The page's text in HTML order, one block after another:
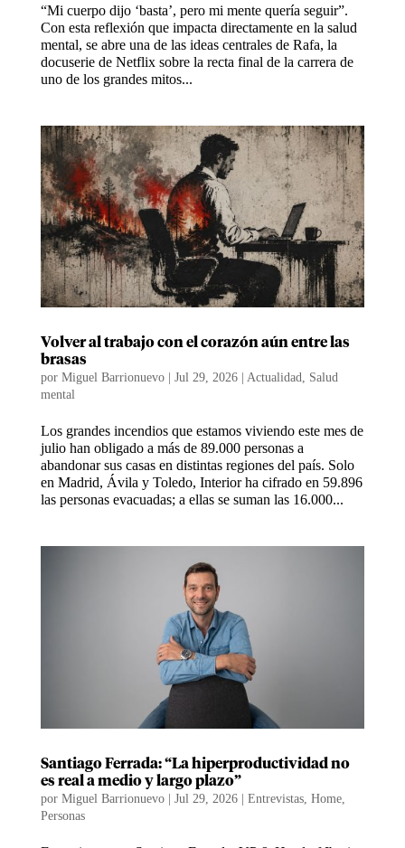
“Mi cuerpo dijo ‘basta’, pero mi mente quería seguir”.
Con esta reflexión que impacta directamente en la salud
mental, se abre una de las ideas centrales de Rafa, la
docuserie de Netflix sobre la recta final de la carrera de
uno de los grandes mitos...
Volver al trabajo con el corazón aún entre las
brasas
por Miguel Barrionuevo| Jul 29, 2026| Actualidad, Salud
mental
Los grandes incendios que estamos viviendo este mes de
julio han obligado a más de 89.000 personas a
abandonar sus casas en distintas regiones del país. Solo
en Madrid, Ávila y Toledo, Interior ha cifrado en 59.896
las personas evacuadas; a ellas se suman las 16.000...
Santiago Ferrada: “La hiperproductividad no
es real a medio y largo plazo”
por Miguel Barrionuevo| Jul 29, 2026| Entrevistas, Home,
Personas